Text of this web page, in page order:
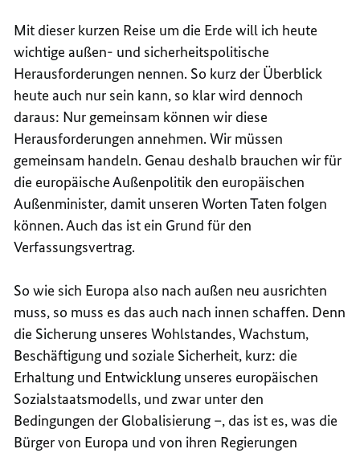
Mit dieser kurzen Reise um die Erde will ich heute
wichtige außen- und sicherheitspolitische
Herausforderungen nennen. So kurz der Überblick
heute auch nur sein kann, so klar wird dennoch
daraus: Nur gemeinsam können wir diese
Herausforderungen annehmen. Wir müssen
gemeinsam handeln. Genau deshalb brauchen wir für
die europäische Außenpolitik den europäischen
Außenminister, damit unseren Worten Taten folgen
können. Auch das ist ein Grund für den
Verfassungsvertrag.
So wie sich Europa also nach außen neu ausrichten
muss, so muss es das auch nach innen schaffen. Denn
die Sicherung unseres Wohlstandes, Wachstum,
Beschäftigung und soziale Sicherheit, kurz: die
Erhaltung und Entwicklung unseres europäischen
Sozialstaatsmodells, und zwar unter den
Bedingungen der Globalisierung –, das ist es, was die
Bürger von Europa und von ihren Regierungen